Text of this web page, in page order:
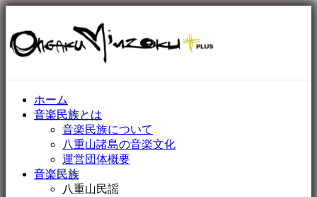
ホーム
音楽民族とは
音楽民族について
八重山諸島の音楽文化
運営団体概要
音楽民族
八重山民謡